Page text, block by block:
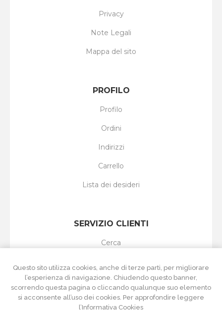
Privacy
Note Legali
Mappa del sito
PROFILO
Profilo
Ordini
Indirizzi
Carrello
Lista dei desideri
SERVIZIO CLIENTI
Cerca
Ultimi prodotti visti
Confronta i prodotti
Questo sito utilizza cookies, anche di terze parti, per migliorare
l’esperienza di navigazione. Chiudendo questo banner,
scorrendo questa pagina o cliccando qualunque suo elemento
si acconsente all’uso dei cookies. Per approfondire leggere
l’Informativa Cookies